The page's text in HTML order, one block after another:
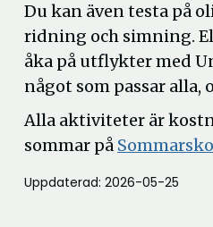
Du kan även testa på
ridning och simning.
åka på utflykter med
något som passar alla,
Alla aktiviteter är
sommar på
Uppdaterad: 2026-05-25